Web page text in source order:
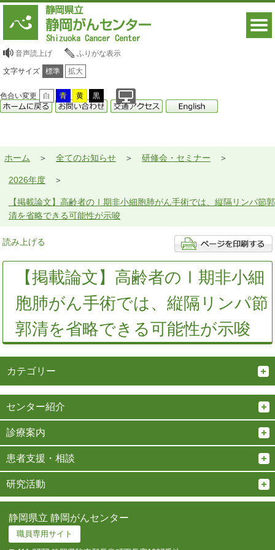
音声読上げ ふりがな表示
文字サイズ 標準 拡大
色合い変更 白 青 黄 黒
ホーム 全てのお知らせ 研修会・セミナー
2026年度
【掲載論文】高齢者のⅠ期非小細胞肺がん手術では、縦隔リンパ節郭
清を省略できる可能性が示唆
読み上げる
【掲載論文】高齢者のⅠ期非小細
胞肺がん手術では、縦隔リンパ節
郭清を省略できる可能性が示唆
カテゴリー
センター紹介
診療案内
患者支援・相談
研究活動
静岡県立 静岡がんセンター
職員専用サイト